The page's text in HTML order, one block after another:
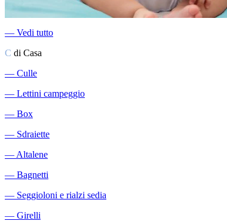
― Vedi tutto
C di Casa
― Culle
― Lettini campeggio
― Box
― Sdraiette
― Altalene
― Bagnetti
― Seggioloni e rialzi sedia
― Girelli